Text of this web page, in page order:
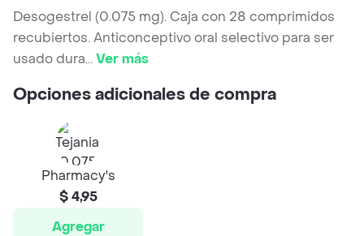
Desogestrel (0.075 mg). Caja con 28 comprimidos
recubiertos. Anticonceptivo oral selectivo para ser
usado dura...Ver más
Opciones adicionales de compra
Pharmacy's
$ 4,95
Agregar